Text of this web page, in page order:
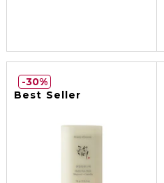
Best Seller
30%